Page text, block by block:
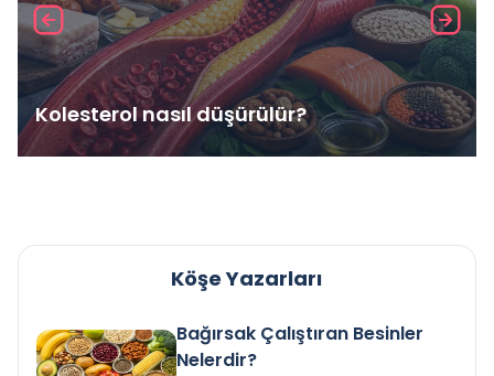
Kolesterol nasıl düşürülür?
Köşe Yazarları
Bağırsak Çalıştıran Besinler
Nelerdir?